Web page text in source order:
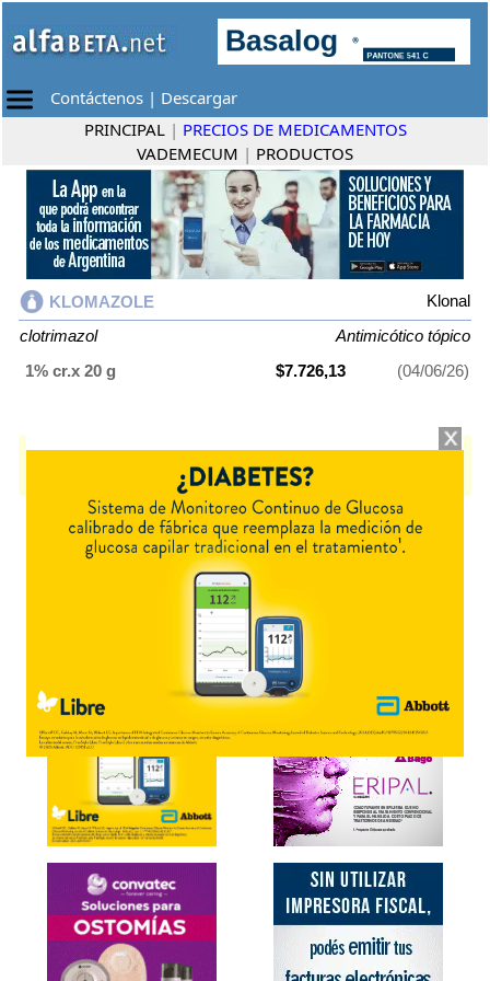
Contáctenos | Descargar
PRINCIPAL | PRECIOS DE MEDICAMENTOS
VADEMECUM | PRODUCTOS
KLOMAZOLE
Klonal
clotrimazol
Antimicótico tópico
1% cr.x 20 g
$7.726,13 (04/06/26)
y cuenta con 1 presentación disponible.
Explorar más
Otros productos conclotrimazol
Otros productos deKlonal